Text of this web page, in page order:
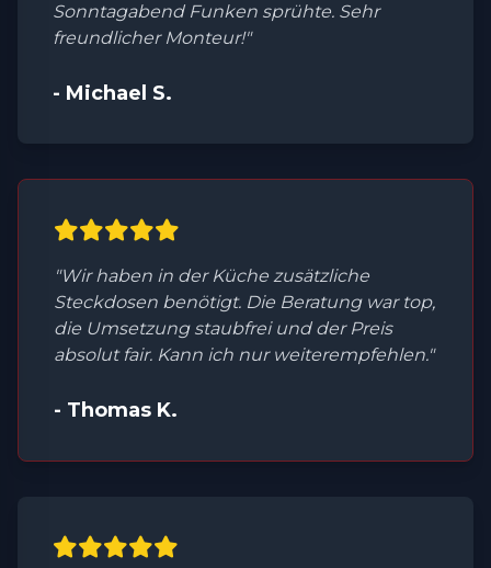
Sonntagabend Funken sprühte. Sehr
freundlicher Monteur!"
- Michael S.
"Wir haben in der Küche zusätzliche
Steckdosen benötigt. Die Beratung war top,
die Umsetzung staubfrei und der Preis
absolut fair. Kann ich nur weiterempfehlen."
- Thomas K.